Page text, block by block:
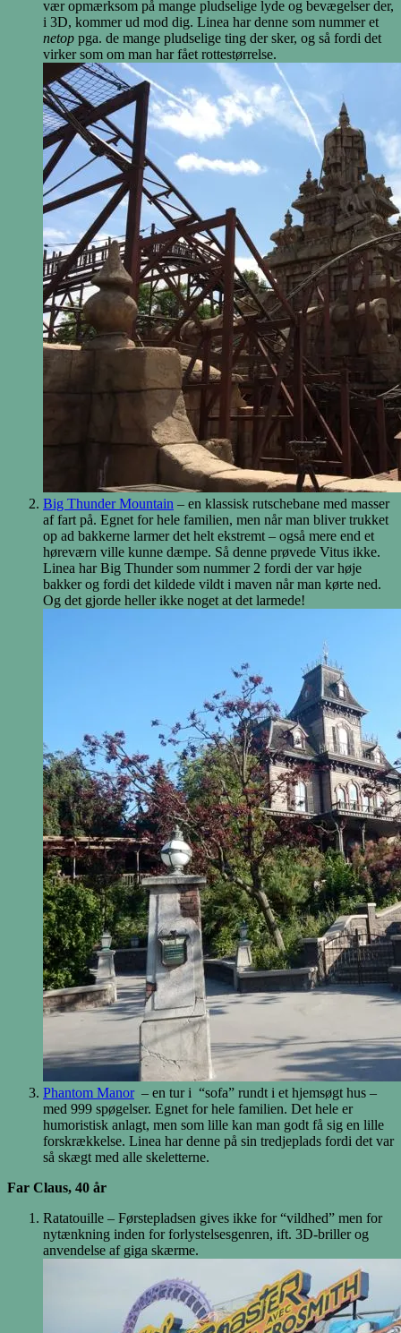
vær opmærksom på mange pludselige lyde og bevægelser der,
i 3D, kommer ud mod dig. Linea har denne som nummer et
netop pga. de mange pludselige ting der sker, og så fordi det
virker som om man har fået rottestørrelse.
Big Thunder Mountain – en klassisk rutschebane med masser
af fart på. Egnet for hele familien, men når man bliver trukket
op ad bakkerne larmer det helt ekstremt – også mere end et
høreværn ville kunne dæmpe. Så denne prøvede Vitus ikke.
Linea har Big Thunder som nummer 2 fordi der var høje
bakker og fordi det kildede vildt i maven når man kørte ned.
Og det gjorde heller ikke noget at det larmede!
Phantom Manor– en tur i “sofa” rundt i et hjemsøgt hus –
med 999 spøgelser. Egnet for hele familien. Det hele er
humoristisk anlagt, men som lille kan man godt få sig en lille
forskrækkelse. Linea har denne på sin tredjeplads fordi det var
så skægt med alle skeletterne.
Far Claus, 40 år
Ratatouille – Førstepladsen gives ikke for “vildhed” men for
nytænkning inden for forlystelsesgenren, ift. 3D-briller og
anvendelse af giga skærme.